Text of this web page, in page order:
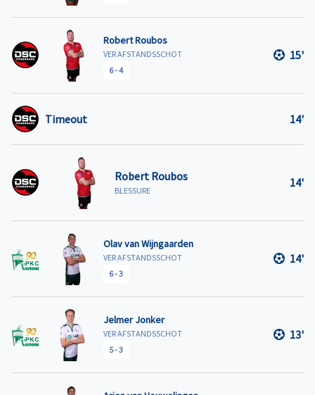
Robert Roubos
VER AFSTANDSSCHOT
6-4
15'
Timeout 14'
Robert Roubos
BLESSURE
14'
Olav van Wijngaarden
VER AFSTANDSSCHOT
6-3
14'
Jelmer Jonker
VER AFSTANDSSCHOT
5-3
13'